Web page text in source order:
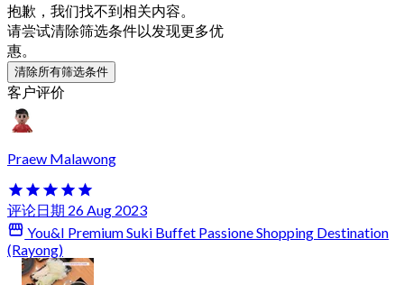
抱歉，我们找不到相关内容。
请尝试清除筛选条件以发现更多优
惠。
清除所有筛选条件
客户评价
Praew Malawong
评论日期 26 Aug 2023
You&I Premium Suki Buffet Passione Shopping Destination
(Rayong)